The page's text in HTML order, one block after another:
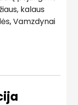
kalaus
,Vamzdynai